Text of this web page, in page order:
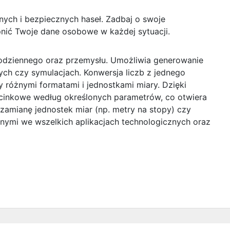
i bezpiecznych haseł. Zadbaj o swoje
Twoje dane osobowe w każdej sytuacji.
oraz przemysłu. Umożliwia generowanie
czy symulacjach. Konwersja liczb z jednego
różnymi formatami i jednostkami miary. Dzięki
według określonych parametrów, co otwiera
jednostek miar (np. metry na stopy) czy
we wszelkich aplikacjach technologicznych oraz